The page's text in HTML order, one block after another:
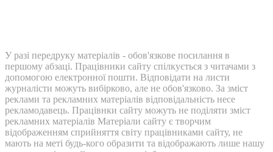
У разі передруку матеріалів - обов'язкове посилання в
першому абзаці. Працівники сайту спілкується з читачами з
допомогою електронної пошти. Відповідати на листи
журналісти можуть вибірково, але не обов'язково. За зміст
реклами та рекламних матеріалів відповідальність несе
рекламодавець. Працівнки сайту можуть не поділяти зміст
рекламних матеріалів Матеріали сайту є творчим
відображенням сприйняття світу працівниками сайту, не
мають на меті будь-кого образити та відображають лише нашу